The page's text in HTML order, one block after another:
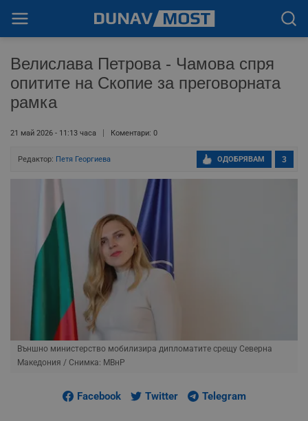
Велислава Петрова - Чамова спря
опитите на Скопие за преговорната
рамка
21 май 2026 - 11:13 часа Коментари: 0
Редактор: Петя Георгиева 3
ОДОБРЯВАМ
Външно министерство мобилизира дипломатите срещу Северна
Македония / Снимка: МВнР
Facebook Twitter Telegram